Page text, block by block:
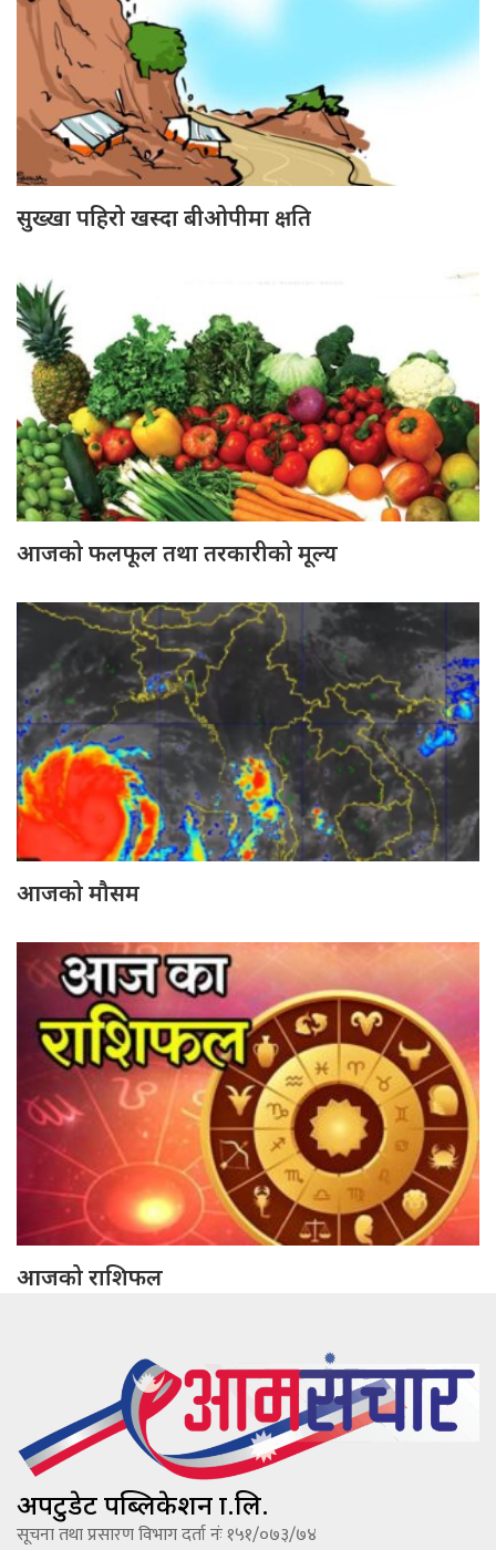
सुख्खा पहिरो खस्दा बीओपीमा क्षति
आजको फलफूल तथा तरकारीको मूल्य
आजको मौसम
आजको राशिफल
अपटुडेट पब्लिकेशन प्रा.लि.
सूचना तथा प्रसारण विभाग दर्ता नंः १५१/०७३/७४